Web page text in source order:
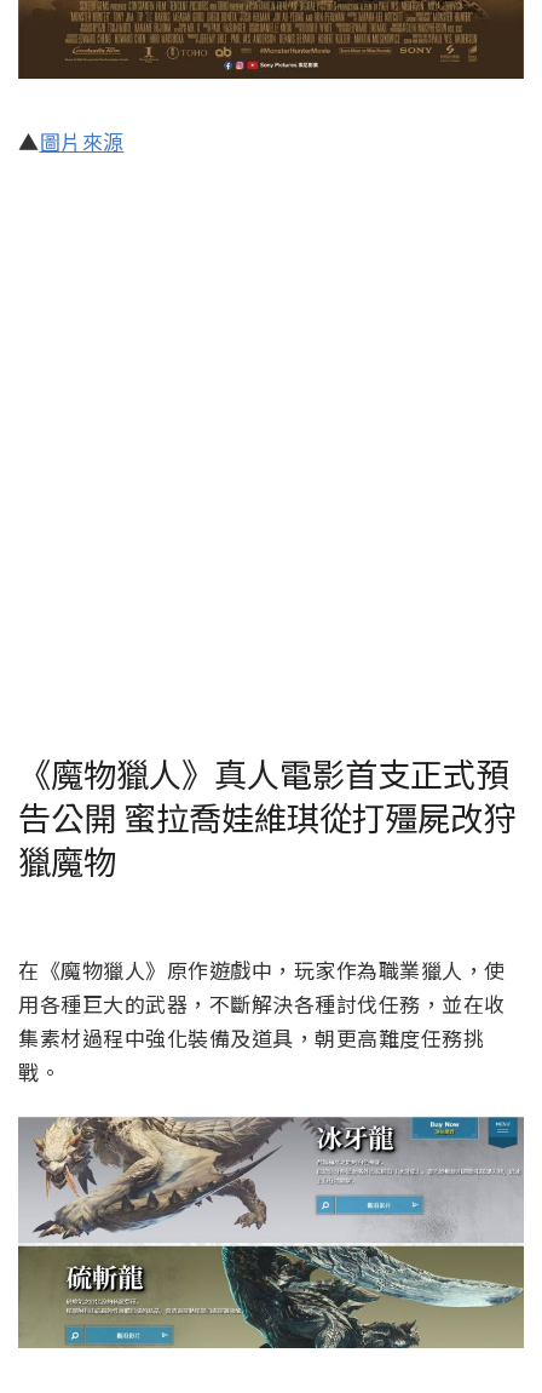
▲圖片來源
《魔物獵人》真人電影首支正式預
告公開 蜜拉喬娃維琪從打殭屍改狩
獵魔物
在《魔物獵人》原作遊戲中，玩家作為職業獵人，使
用各種巨大的武器，不斷解決各種討伐任務，並在收
集素材過程中強化裝備及道具，朝更高難度任務挑
戰。